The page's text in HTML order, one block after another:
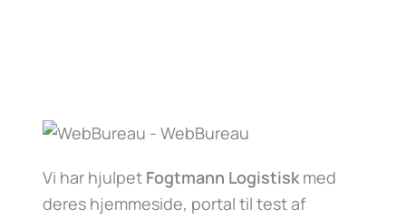
Vi har hjulpet Fogtmann Logistiskmed
deres hjemmeside, portal til test af